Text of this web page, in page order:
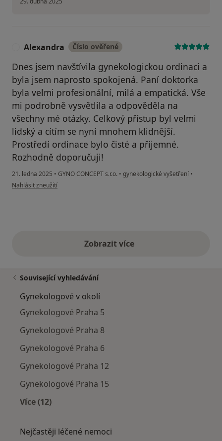
Alexandra Číslo ověřené
Dnes jsem navštívila gynekologickou ordinaci a
byla jsem naprosto spokojená. Paní doktorka
byla velmi profesionální, milá a empatická. Vše
mi podrobně vysvětlila a odpověděla na
všechny mé otázky. Celkový přístup byl velmi
lidský a cítím se nyní mnohem klidnější.
Prostředí ordinace bylo čisté a příjemné.
Rozhodně doporučuji!
21. ledna 2025 • GYNO CONCEPT s.r.o. • gynekologické vyšetření •
podle názoru uživatele Alexandra
Nahlásit zneužití
Zobrazit vícevýše uvedené názory
Související vyhledávání
Gynekologové v okolí
Gynekologové Praha 5
Gynekologové Praha 8
Gynekologové Praha 6
Gynekologové Praha 12
Gynekologové Praha 15
Více (12)
Nejčastěji léčené nemoci